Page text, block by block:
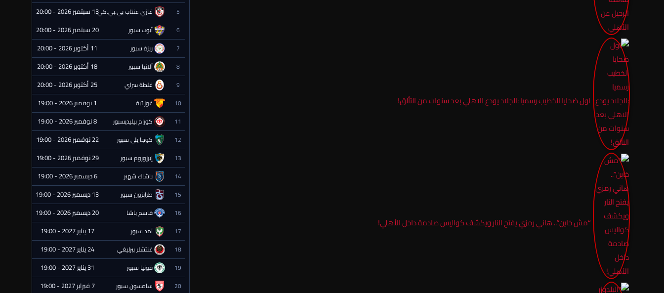
اول ضحايا الخطيب رسميا :الجلاد يودع الاهلي بعد سنوات من التألق!
“مش خاين”.. هاني رمزي يفتح النار ويكشف كواليس صادمة داخل الأهلي!
5 غازي عنتاب بي.بي.كي.13 سبتمبر 2026 - 20:00
6 أيوب سبور 20 سبتمبر 2026 - 20:00
7 ريزة سبور 11 أكتوبر 2026 - 20:00
8 ألانيا سبور 18 أكتوبر 2026 - 20:00
9 غلطة سراي 25 أكتوبر 2026 - 20:00
10 غوز تبة 1 نوفمبر 2026 - 19:00
11 كورام بيليديسبور 8 نوفمبر 2026 - 19:00
12 كوجا يلي سبور 22 نوفمبر 2026 - 19:00
13 إيرزوروم سبور 29 نوفمبر 2026 - 19:00
14 باشاك شهير 6 ديسمبر 2026 - 19:00
15 طرابزون سبور 13 ديسمبر 2026 - 19:00
16 قاسم باشا 20 ديسمبر 2026 - 19:00
17 آمد سبور 17 يناير 2027 - 19:00
18 غنتشلر بيرليغي 24 يناير 2027 - 19:00
19 قونيا سبور 31 يناير 2027 - 19:00
20 سامسون سبور 7 فبراير 2027 - 19:00